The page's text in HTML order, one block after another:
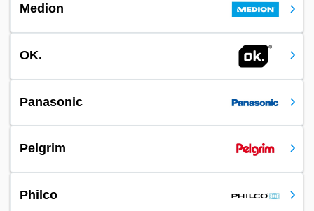
Medion
OK.
Panasonic
Pelgrim
Philco